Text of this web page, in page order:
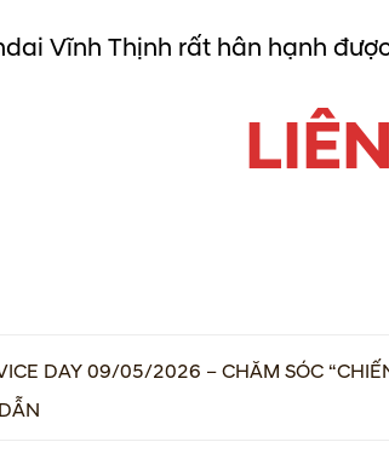
Vĩnh Thịnh rất hân hạnh
DAY 09/05/2026 – CHĂM SÓC